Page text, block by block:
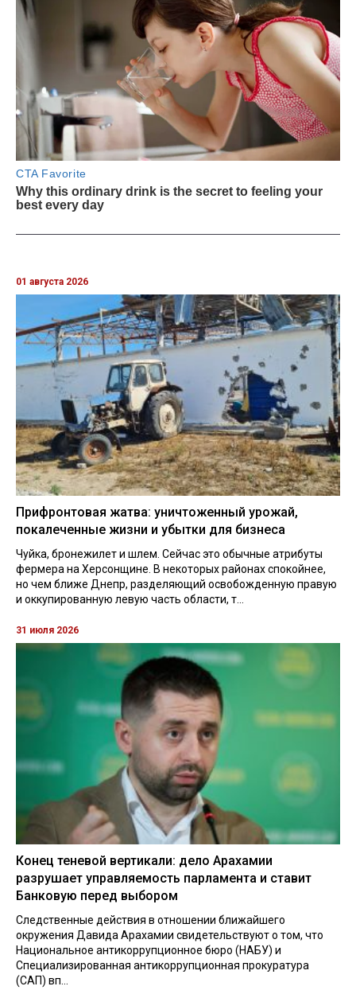
01 августа 2026
Прифронтовая жатва: уничтоженный урожай,
покалеченные жизни и убытки для бизнеса
Чуйка, бронежилет и шлем. Сейчас это обычные атрибуты
фермера на Херсонщине. В некоторых районах спокойнее,
но чем ближе Днепр, разделяющий освобожденную правую
и оккупированную левую часть области, т...
31 июля 2026
Конец теневой вертикали: дело Арахамии
разрушает управляемость парламента и ставит
Банковую перед выбором
Следственные действия в отношении ближайшего
окружения Давида Арахамии свидетельствуют о том, что
Национальное антикоррупционное бюро (НАБУ) и
Специализированная антикоррупционная прокуратура
(САП) вп...